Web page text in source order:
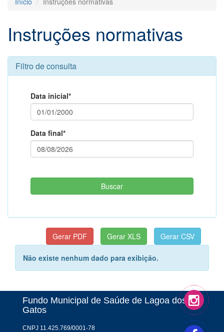
Instruções normativas
Filtro de consulta
Data inicial*
Data final*
Não existe nenhum dado para exibição.
Fundo Municipal de Saúde de Lagoa dos
Gatos
CNPJ 11.425.769/0001-78